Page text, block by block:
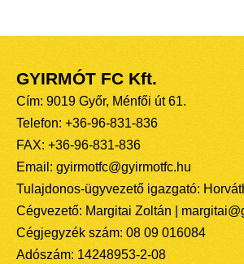
GYIRMÓT FC Kft.
Cím: 9019 Győr, Ménfői út 61.
Telefon: +36-96-831-836
FAX: +36-96-831-836
Email: gyirmotfc@gyirmotfc.hu
Tulajdonos-ügyvezető igazgató:
Cégvezető: Margitai Zoltán |
Cégjegyzék szám: 08 09 016084
Adószám: 14248953-2-08